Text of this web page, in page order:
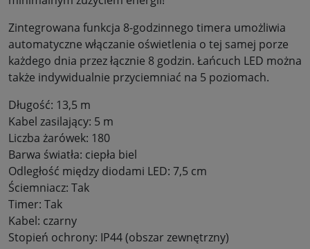
Zintegrowana funkcja 8-godzinnego timera umożliwia
automatyczne włączanie oświetlenia o tej samej porze
każdego dnia przez łącznie 8 godzin. Łańcuch LED można
także indywidualnie przyciemniać na 5 poziomach.
Długość: 13,5 m
Kabel zasilający: 5 m
Liczba żarówek: 180
Barwa światła: ciepła biel
Odległość między diodami LED: 7,5 cm
Ściemniacz: Tak
Timer: Tak
Kabel: czarny
Stopień ochrony: IP44 (obszar zewnętrzny)